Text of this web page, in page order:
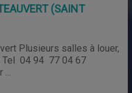
(SAINT
Plusieurs salles à louer,
Tel 04 94 77 04 67
...